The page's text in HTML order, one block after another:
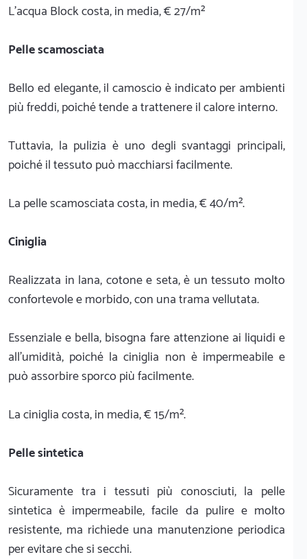
L'acqua Block costa, in media, € 27/m²
Pelle scamosciata
Bello ed elegante, il camoscio è indicato per ambienti
più freddi, poiché tende a trattenere il calore interno.
Tuttavia, la pulizia è uno degli svantaggi principali,
poiché il tessuto può macchiarsi facilmente.
La pelle scamosciata costa, in media, € 40/m².
Ciniglia
Realizzata in lana, cotone e seta, è un tessuto molto
confortevole e morbido, con una trama vellutata.
Essenziale e bella, bisogna fare attenzione ai liquidi e
all’umidità, poiché la ciniglia non è impermeabile e
può assorbire sporco più facilmente.
La ciniglia costa, in media, € 15/m².
Pelle sintetica
Sicuramente tra i tessuti più conosciuti, la pelle
sintetica è impermeabile, facile da pulire e molto
resistente, ma richiede una manutenzione periodica
per evitare che si secchi.